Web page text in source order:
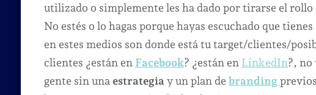
utilizado o simplemente les ha dado por tirarse el rollo
No estés o lo hagas porque hayas escuchado que
en estes medios son donde está tu target/clientes/
clientes ¿están en Facebook? ¿están en LinkedIn?, no
gente sin una estrategia y un plan de branding